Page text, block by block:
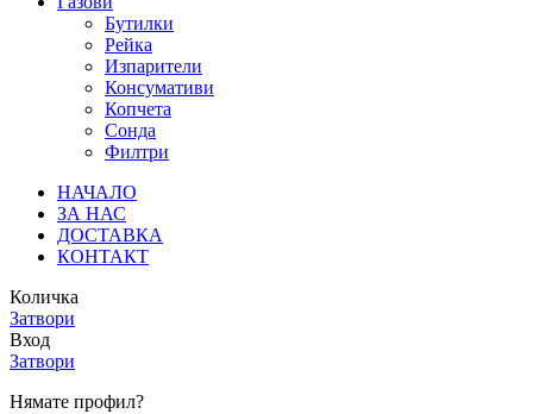
Бутилки
Рейка
Изпарители
Консумативи
Копчета
Сонда
Филтри
НАЧАЛО
ЗА НАС
ДОСТАВКА
КОНТАКТ
Количка
Затвори
Вход
Затвори
Нямате профил?